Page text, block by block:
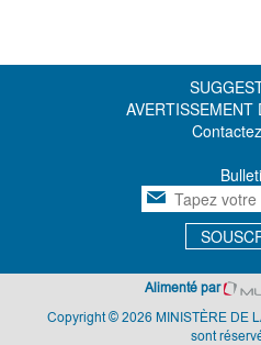
AVERTISSEMENT
Alimenté par
Copyright © 2026 MINISTÈRE DE
sont